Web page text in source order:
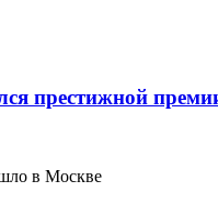
престижной
в Москве